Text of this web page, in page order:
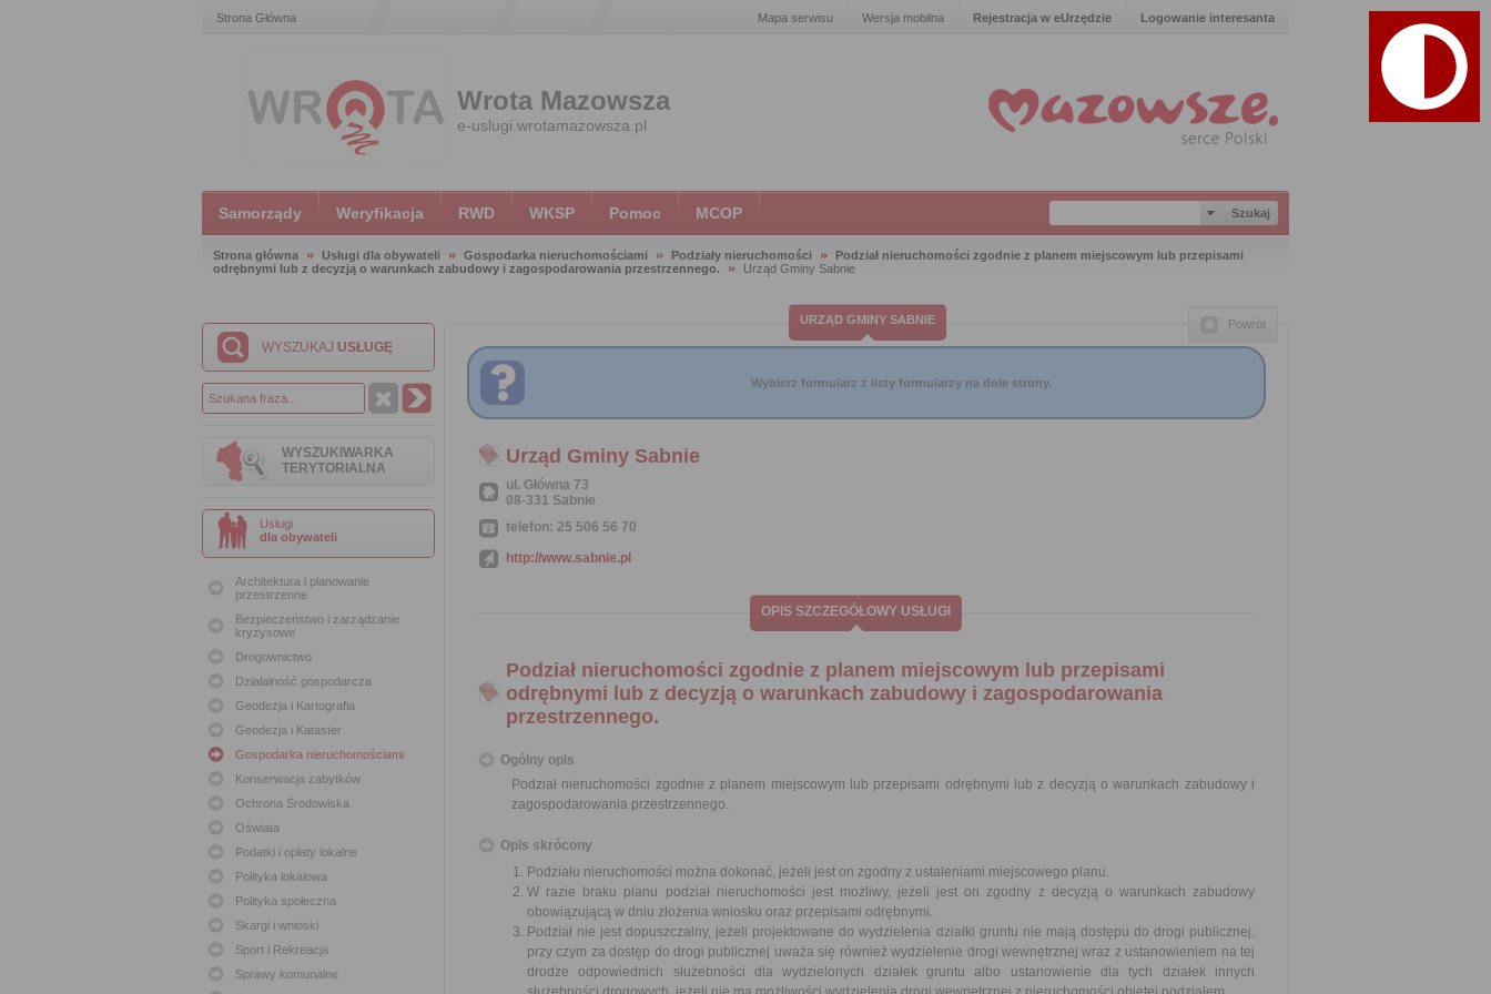
Strona Główna Mapa serwisu Wersja mobilna Rejestracja w eUrzędzie Logowanie interesanta
Wrota Mazowsza
e-uslugi.wrotamazowsza.pl
Samorządy Weryfikacja RWD WKSP Pomoc MCOP
Strona główna Usługi dla obywateli Gospodarka nieruchomościami Podziały nieruchomości
Podział nieruchomości zgodnie z planem miejscowym lub przepisami
odrębnymi lub z decyzją o warunkach zabudowy i zagospodarowania przestrzennego.
Urząd Gminy Sabnie
WYSZUKAJ USŁUGĘ
WYSZUKIWARKA
TERYTORIALNA
Usługi
dla obywateli
Architektura i planowanie
przestrzenne
Bezpieczeństwo i zarządzanie
kryzysowe
Drogownictwo
Działalność gospodarcza
Geodezja i Kartografia
Geodezja i Kataster
Gospodarka nieruchomościami
Konserwacja zabytków
Ochrona Środowiska
Oświata
Podatki i opłaty lokalne
Polityka lokalowa
Polityka społeczna
Skargi i wnioski
Sport i Rekreacja
Sprawy komunalne
URZĄD GMINY SABNIE Powrót
Wybierz formularz z listy formularzy na dole strony.
Urząd Gminy Sabnie
ul. Główna 73
08-331 Sabnie
telefon: 25 506 56 70
http://www.sabnie.pl
OPIS SZCZEGÓŁOWY USŁUGI
Podział nieruchomości zgodnie z planem miejscowym lub przepisami
odrębnymi lub z decyzją o warunkach zabudowy i zagospodarowania
przestrzennego.
Ogólny opis
Podział nieruchomości zgodnie z planem miejscowym lub przepisami odrębnymi lub z decyzją o warunkach zabudowy i
zagospodarowania przestrzennego.
Opis skrócony
Podziału nieruchomości można dokonać, jeżeli jest on zgodny z ustaleniami miejscowego planu.
W razie braku planu podział nieruchomości jest możliwy, jeżeli jest on zgodny z decyzją o warunkach zabudowy
obowiązującą w dniu złożenia wniosku oraz przepisami odrębnymi.
Podział nie jest dopuszczalny, jeżeli projektowane do wydzielenia działki gruntu nie mają dostępu do drogi publicznej;
przy czym za dostęp do drogi publicznej uważa się również wydzielenie drogi wewnętrznej wraz z ustanowieniem na tej
drodze odpowiednich służebności dla wydzielonych działek gruntu albo ustanowienie dla tych działek innych